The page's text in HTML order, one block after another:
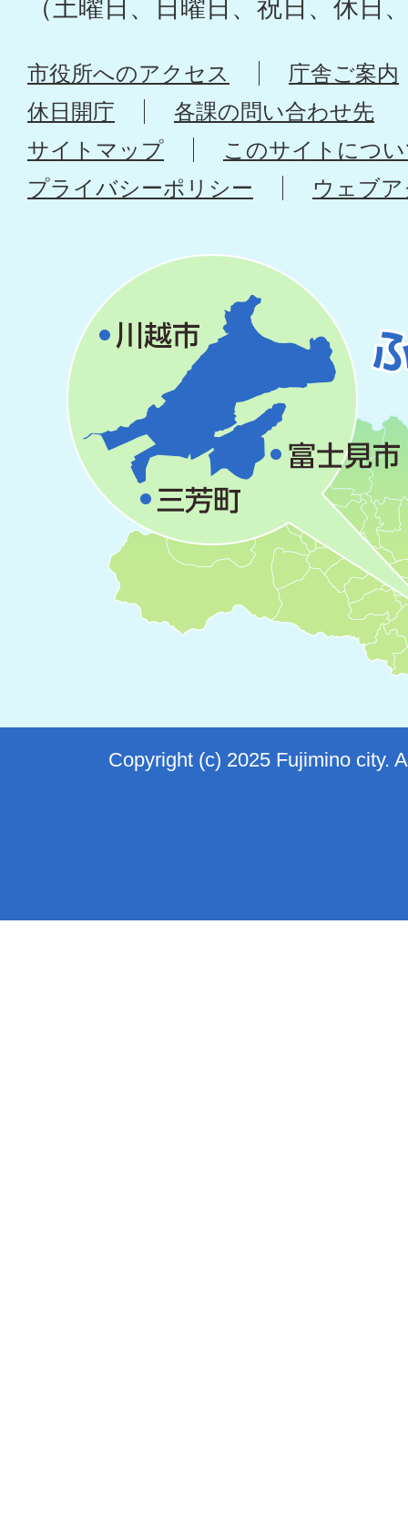
（土曜日、日曜日、祝日、休日
市役所へのアクセス
庁舎ご案内
休日開庁
各課の問い合わせ先
サイトマップ
このサイトにつ
プライバシーポリシー
ウェブ
Copyright (c) 2025 Fujimino city.